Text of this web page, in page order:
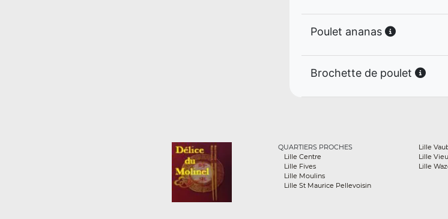
Poulet ananas
Brochette de poulet
QUARTIERS PROCHES
Lille Centre
Lille Fives
Lille Moulins
Lille St Maurice Pellevoisin
Lille
Lille
Lille